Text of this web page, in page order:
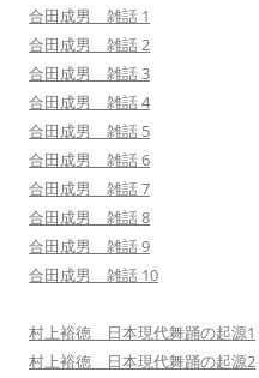
合田成男 雑話 1
合田成男 雑話 2
合田成男 雑話 3
合田成男 雑話 4
合田成男 雑話 5
合田成男 雑話 6
合田成男 雑話 7
合田成男 雑話 8
合田成男 雑話 9
合田成男 雑話 10
村上裕徳 日本現代舞踊の起源1
村上裕徳 日本現代舞踊の起源2